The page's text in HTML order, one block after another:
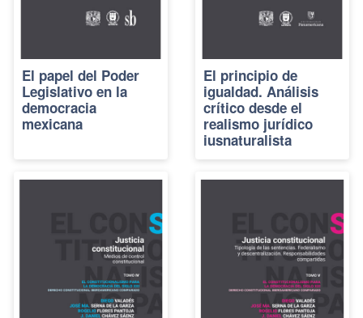
El papel del Poder
Legislativo en la
democracia
mexicana
El principio de
igualdad. Análisis
crítico desde el
realismo jurídico
iusnaturalista